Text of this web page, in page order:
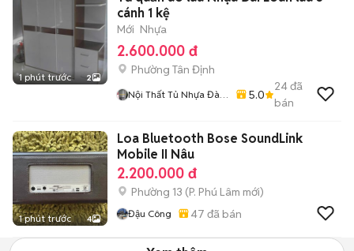
1 phút trước 2
cánh 1 kệ
Mới Nhựa
2.600.000 đ
Phường Tân Định
Nội Thất Tủ Nhựa Đài
5.0
24đã
bán
1 phút trước 4
Loa Bluetooth Bose SoundLink
Mobile II Nâu
2.200.000 đ
Phường 13 (P. Phú Lâm mới)
Đậu Công 47 đã bán